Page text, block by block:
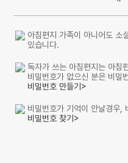
아침편지 가족이 아니어도 소
있습니다.
독자가 쓰는 아침편지는 아침
비밀번호가 없으신 분은 비밀
비밀번호 만들기>
비밀번호가 기억이 안날경우,
비밀번호 찾기>